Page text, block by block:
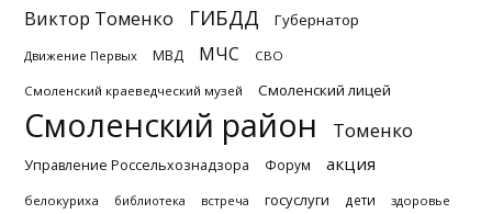
Виктор Томенко ГИБДД Губернатор
Движение Первых МВД МЧС СВО
Смоленский краеведческий музей Смоленский лицей
Смоленский район Томенко
Управление Россельхознадзора Форум акция
белокуриха библиотека встреча госуслуги дети здоровье